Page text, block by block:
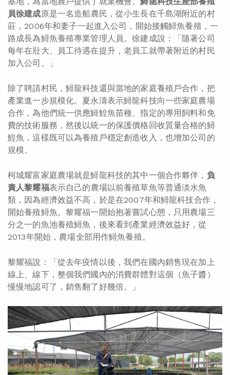
員徐建成原是一名造船農民，從小生長在千島湖附近的村
莊，2006年和妻子一起進入公司，開始接觸鱘魚養殖，一
路成長為鱘魚養殖專業管理人員。徐建成說：「隨著公司
每年在壯大、員工待遇在提升，老員工就帶著附近的村民
加入公司。」
除了聘請村民，鱘龍科技還與當地的家庭養殖戶合作，把
產業進一步規模化。夏永濤表示鱘龍科技向一些家庭農場
合作，為他們統一供應鱘鰉魚苗種、指定的專用飼料和免
費的技術服務，然後以統一的保護價格回收質量合格的鱘
鰉魚，這樣既可以為養殖戶穩定創造收入，也增加公司的
規模。
柯城耀富家庭農場就是鱘龍科技的其中一個合作夥伴， 負
責人黎耀福表示自己的農場以前養殖草魚等普通淡水魚
類，因為經濟效益不高，於是在2007年和鱘龍科技合作，
開始養殖鱘魚。黎耀福一開始抱著嘗試心態，只用農場三
分之一的魚池養殖鱘魚，後來看到產業經濟效益好，從
2013年開始，農場全部用作鱘魚養殖。
黎耀福說：「從去年疫情以後，我們在國內銷售現在加上
線上、線下，整個我們國內的消費群體對這個（魚子醬）
慢慢地認可了，銷售翻了好幾倍。」